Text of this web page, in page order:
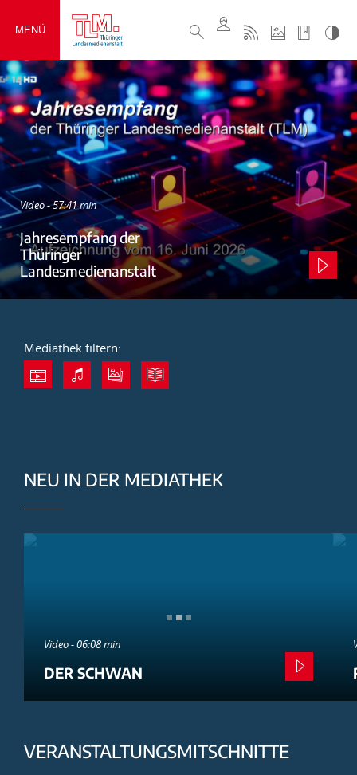
MENÜ
Video - 57:41 min
Jahresempfang der
Thüringer
Landesmedienanstalt
Mediathek filtern:
NEU IN DER MEDIATHEK
Video - 06:08 min
DER SCHWAN
VERANSTALTUNGSMITSCHNITTE